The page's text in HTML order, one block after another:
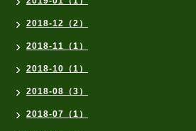
2018-12（2）
2018-11（1）
2018-10（1）
2018-08（3）
2018-07（1）